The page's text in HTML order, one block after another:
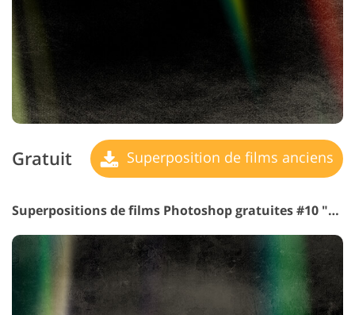
Gratuit Superposition de films anciens
Superpositions de films Photoshop gratuites #10 "Fantastic Colors"